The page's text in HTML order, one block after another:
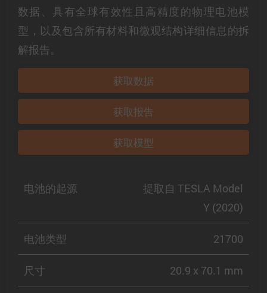
数据、具有全球有效性且高精度的物理电池模
型，以及包含所有材料和微观结构详细信息的拆
解报告。
获取数据
获取报告
获取模型
电池的起源
提取自 TESLA Model
Y (2020)
电池类型 21700
尺寸 20.9 x 70.1 mm